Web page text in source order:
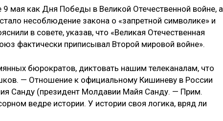
мая как Дня Победы в Великой Отечественной войне, а
несоблюдение закона о «запретной символике» и
в совете, указав, что «Великая Отечественная
фактически приписывал Второй мировой войне».
бюрократов, диктовать нашим телеканалам, что
— Отношение к официальному Кишиневу в России
Санду (президент Молдавии Майя Санду. — Прим.
ведре истории. У истории своя логика, вряд ли